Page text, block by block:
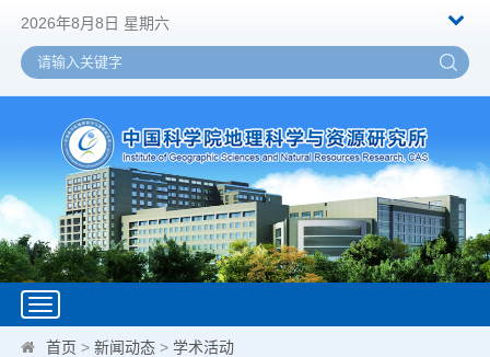
2026年8月8日 星期六
Toggle
navigation
首页 >新闻动态 >学术活动